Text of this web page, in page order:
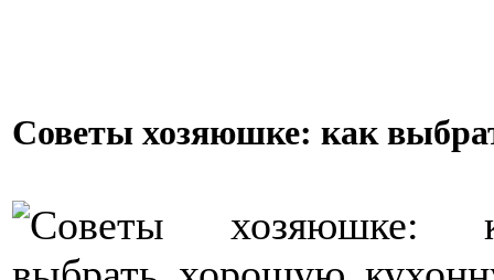
Советы хозяюшке: как